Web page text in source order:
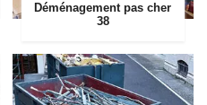
Déménagement pas cher
38